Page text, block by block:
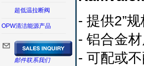
超低温拉断阀
OPW清洁能源产品
邮件联系我们
- 提供2”规
- 铝合金
- 可配或